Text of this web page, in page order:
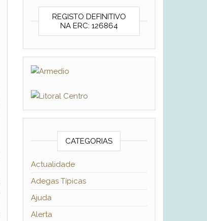
REGISTO DEFINITIVO
NA ERC: 126864
CATEGORIAS
Actualidade
Adegas Típicas
Ajuda
Alerta